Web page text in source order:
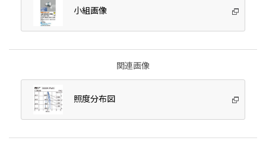
小組画像
関連画像
照度分布図